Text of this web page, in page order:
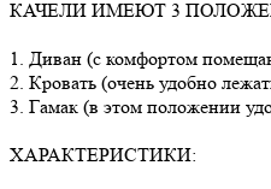
КАЧЕЛИ ИМЕЮТ 3
1. Диван (с комфортом
2. Кровать (очень удобно
3. Гамак (в этом положении
ХАРАКТЕРИСТИКИ: